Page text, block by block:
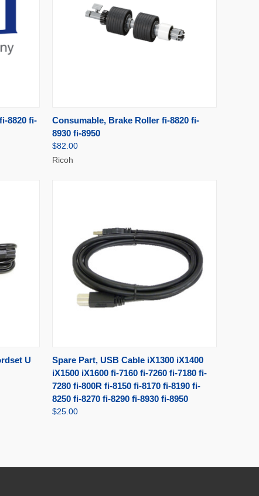
AU
8820 fi-
APERÇU RAPIDE
AJOUTER AU
PANIER
Consumable, Brake Roller fi-8820 fi-
8930 fi-8950
$82.00
Ricoh
AU U APERÇU RAPIDE
AJOUTER AU
PANIER
Spare Part, USB Cable iX1300 iX1400
iX1500 iX1600 fi-7160 fi-7260 fi-7180 fi-
7280 fi-800R fi-8150 fi-8170 fi-8190 fi-
8250 fi-8270 fi-8290 fi-8930 fi-8950
$25.00